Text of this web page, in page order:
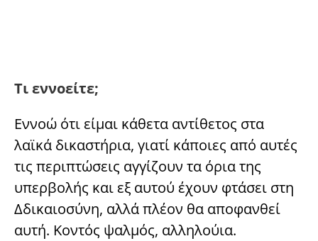
Τι εννοείτε;
Εννοώ ότι είμαι κάθετα αντίθετος στα
λαϊκά δικαστήρια, γιατί κάποιες από αυτές
τις περιπτώσεις αγγίζουν τα όρια της
υπερβολής και εξ αυτού έχουν φτάσει στη
∆δικαιοσύνη, αλλά πλέον θα αποφανθεί
αυτή. Κοντός ψαλμός, αλληλούια.